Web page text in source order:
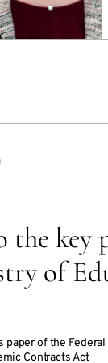
the key
of
of the
Contracts Act